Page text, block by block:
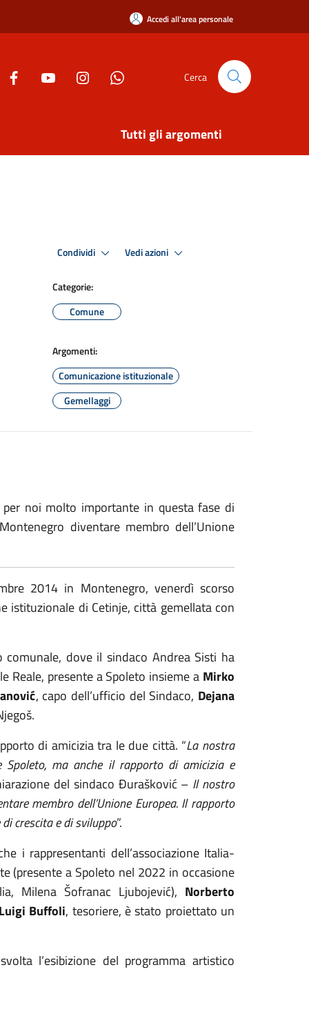
Accedi all'area personale
Cerca
Tutti gli argomenti
Condividi Vedi azioni
Categorie:
Comune
Argomenti:
Comunicazione istituzionale
Gemellaggi
noi molto importante in questa fase di
diventare membro dell’Unione
2014 in Montenegro, venerdì scorso
istituzionale di Cetinje, città gemellata con
comunale, dove il sindaco Andrea Sisti ha
Reale, presente a Spoleto insieme a Mirko
, capo dell’ufficio del Sindaco, Dejana
di amicizia tra le due città. “La nostra
ma anche il rapporto di amicizia e
del sindaco Đurašković – Il nostro
membro dell’Unione Europea. Il rapporto
crescita e di sviluppo”.
i rappresentanti dell’associazione Italia-
(presente a Spoleto nel 2022 in occasione
Milena Šofranac Ljubojević), Norberto
Buffoli, tesoriere, è stato proiettato un
l’esibizione del programma artistico